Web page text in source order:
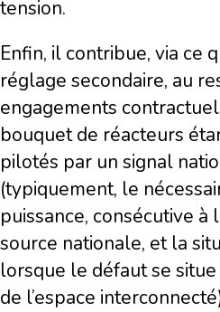
tension.
Enfin, il contribue, via ce
réglage secondaire, au
engagements
bouquet de réacteurs
pilotés par un signal
(typiquement, le
puissance, consécutive à
source nationale, et la
lorsque le défaut se
de l’espace